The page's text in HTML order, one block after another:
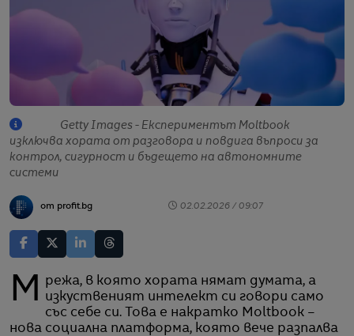
Getty Images - Експериментът Moltbook
изключва хората от разговора и повдига въпроси за
контрол, сигурност и бъдещето на автономните
системи
от profit.bg 02.02.2026 / 09:07
Мрежа, в която хората нямат думата, а
изкуственият интелект си говори само
със себе си. Това е накратко Moltbook –
нова социална платформа, която вече разпалва